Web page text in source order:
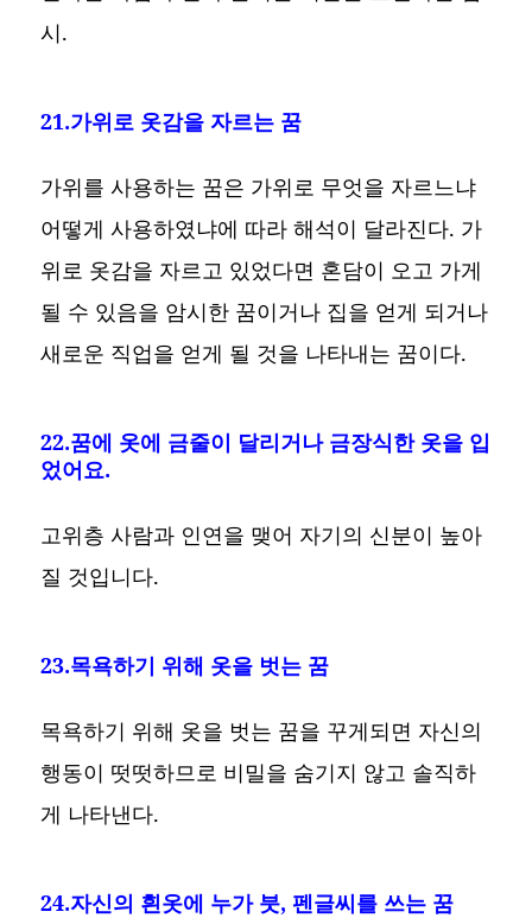
시.
21.가위로 옷감을 자르는 꿈
가위를 사용하는 꿈은 가위로 무엇을 자르느냐
어떻게 사용하였냐에 따라 해석이 달라진다. 가
위로 옷감을 자르고 있었다면 혼담이 오고 가게
될 수 있음을 암시한 꿈이거나 집을 얻게 되거나
새로운 직업을 얻게 될 것을 나타내는 꿈이다.
22.꿈에 옷에 금줄이 달리거나 금장식한 옷을 입
었어요.
고위층 사람과 인연을 맺어 자기의 신분이 높아
질 것입니다.
23.목욕하기 위해 옷을 벗는 꿈
목욕하기 위해 옷을 벗는 꿈을 꾸게되면 자신의
행동이 떳떳하므로 비밀을 숨기지 않고 솔직하
게 나타낸다.
24.자신의 흰옷에 누가 붓, 펜글씨를 쓰는 꿈